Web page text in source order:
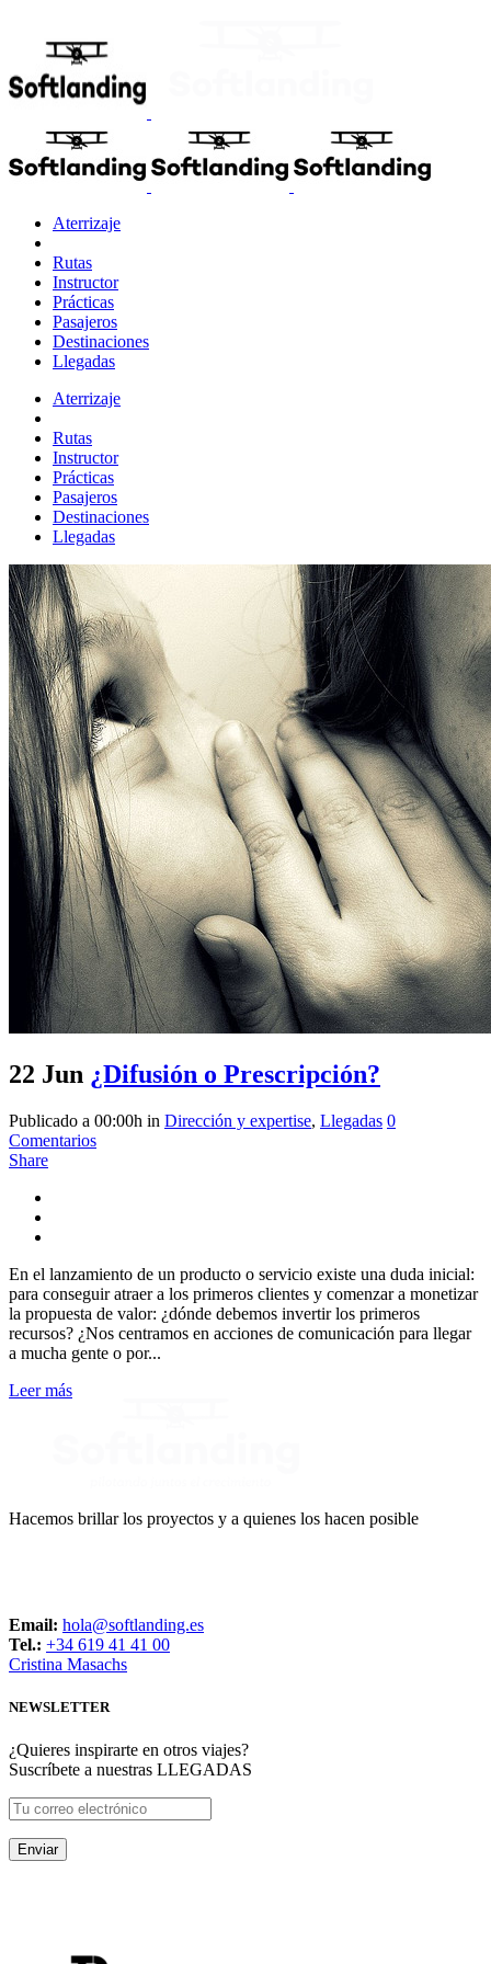
Aterrizaje
Rutas
Instructor
Prácticas
Pasajeros
Destinaciones
Llegadas
Aterrizaje
Rutas
Instructor
Prácticas
Pasajeros
Destinaciones
Llegadas
22 Jun ¿Difusión o Prescripción?
Publicado a 00:00h in Dirección y expertise, Llegadas 0
Comentarios
Share
En el lanzamiento de un producto o servicio existe una duda inicial:
para conseguir atraer a los primeros clientes y comenzar a monetizar
la propuesta de valor: ¿dónde debemos invertir los primeros
recursos? ¿Nos centramos en acciones de comunicación para llegar
a mucha gente o por...
Leer más
Hacemos brillar los proyectos y a quienes los hacen posible
Email: hola@softlanding.es
Tel.: +34 619 41 41 00
Cristina Masachs
NEWSLETTER
¿Quieres inspirarte en otros viajes?
Suscríbete a nuestras LLEGADAS